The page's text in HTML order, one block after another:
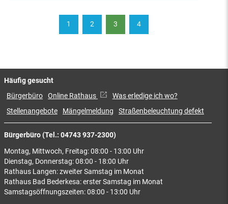
1 2 3 4
Bürgerbüro (Tel.: 04743 937-2300)
Montag, Mittwoch, Freitag: 08:00 - 13:00 Uhr
Dienstag, Donnerstag: 08:00 - 18:00 Uhr
Rathaus Langen: zweiter Samstag im Monat
Rathaus Bad Bederkesa: erster Samstag im Monat
Samstagsöffnungszeiten: 08:00 - 13:00 Uhr
Häufig gesucht
Bürgerbüro Online Rathaus
Was erledige ich wo?
Stellenangebote
Mängelmeldung Straßenbeleuchtung defekt